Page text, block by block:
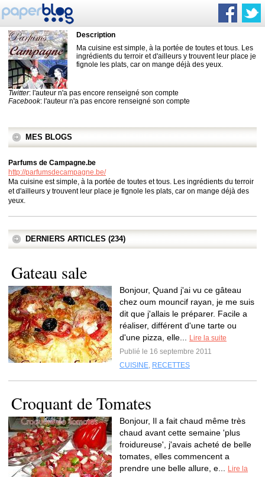
Description
Ma cuisine est simple, à la portée de toutes et tous. Les
ingrédients du terroir et d'ailleurs y trouvent leur place je
fignole les plats, car on mange déjà des yeux.
Twitter: l'auteur n'a pas encore renseigné son compte
Facebook: l'auteur n'a pas encore renseigné son compte
MES BLOGS
Parfums de Campagne.be
http://parfumsdecampagne.be/
Ma cuisine est simple, à la portée de toutes et tous. Les ingrédients du terroir
et d'ailleurs y trouvent leur place je fignole les plats, car on mange déjà des
yeux.
DERNIERS ARTICLES (234)
Gateau sale
Bonjour, Quand j'ai vu ce gâteau
chez oum mouncif rayan, je me suis
dit que j'allais le préparer. Facile a
réaliser, différent d'une tarte ou
d'une pizza, elle...
Lire la suite
Publié le 16 septembre 2011
CUISINE, RECETTES
Croquant de Tomates
Bonjour, Il a fait chaud même très
chaud avant cette semaine 'plus
froidureuse', j'avais acheté de belle
tomates, elles commencent a
prendre une belle allure, e...
Lire la